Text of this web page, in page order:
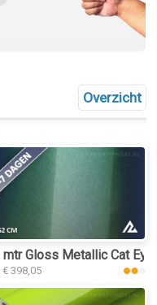
Overzicht
car wrap folie
mtr Gloss Metallic Cat
€ 398,05